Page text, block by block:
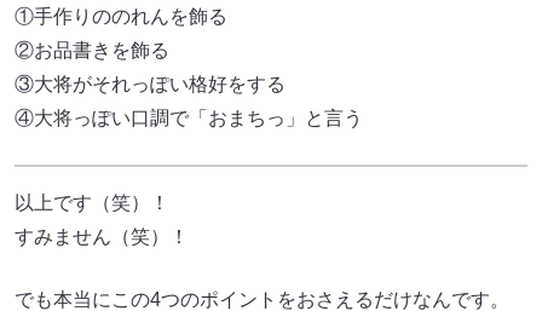
①手作りののれんを飾る
②お品書きを飾る
③大将がそれっぽい格好をする
④大将っぽい口調で「おまちっ」と言う
以上です（笑）！
すみません（笑）！
でも本当にこの4つのポイントをおさえるだけなんです。